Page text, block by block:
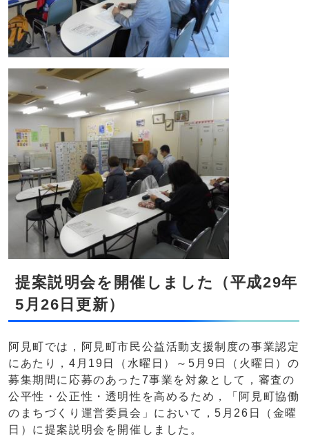
提案説明会を開催しました（平成29年
5月26日更新）
阿見町では，阿見町市民公益活動支援制度の事業認定
にあたり，4月19日（水曜日）～5月9日（火曜日）の
募集期間に応募のあった7事業を対象として，審査の
公平性・公正性・透明性を高めるため，「阿見町協働
のまちづくり運営委員会」において，5月26日（金曜
日）に提案説明会を開催しました。